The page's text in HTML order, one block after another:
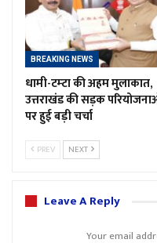
BREAKING NEWS
धामी-टम्टा की अहम मुलाकात,
उत्तराखंड की सड़क
पर हुई बड़ी चर्चा
PREV NEXT
Leave A Reply
Your email